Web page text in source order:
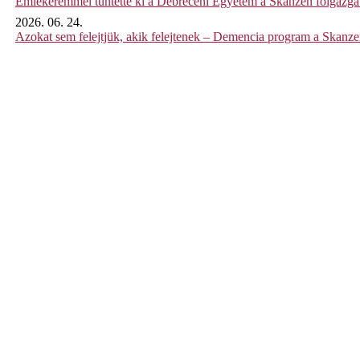
2026. 06. 24.
Azokat sem felejtjük, akik felejtenek – Demencia program a